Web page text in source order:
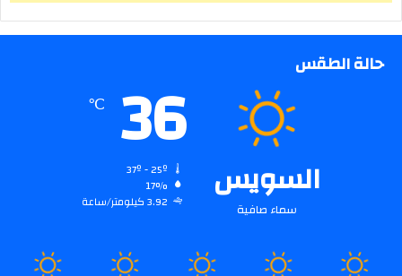
حالة الطقس
السويس
سماء صافية
36
℃
17%
3.92 كيلومتر/ساعة